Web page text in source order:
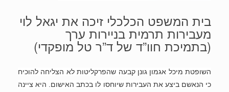
בית המשפט הכלכלי זיכה את יגאל לוי
מעבירות תרמית בניירות ערך
(בתמיכת חוו”ד של ד”ר טל מופקדי)
השופטת מיכל אגמון גונן קבעה שהפרקליטות לא הצליחה להוכיח
כי הנאשם ביצע את העבירות שיוחסו לו בכתב האישום. היא ציינה